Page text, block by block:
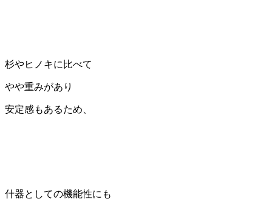
杉やヒノキに比べて
やや重みがあり
安定感もあるため、
什器としての機能性にも